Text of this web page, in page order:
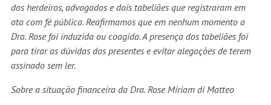
dos herdeiros, advogados e dois tabeliães que registraram em
ata com fé pública. Reafirmamos que em nenhum momento a
Dra. Rose foi induzida ou coagida. A presença dos tabeliães foi
para tirar as dúvidas dos presentes e evitar alegações de terem
assinado sem ler.
Sobre a situação financeira da Dra. Rose Miriam di Matteo